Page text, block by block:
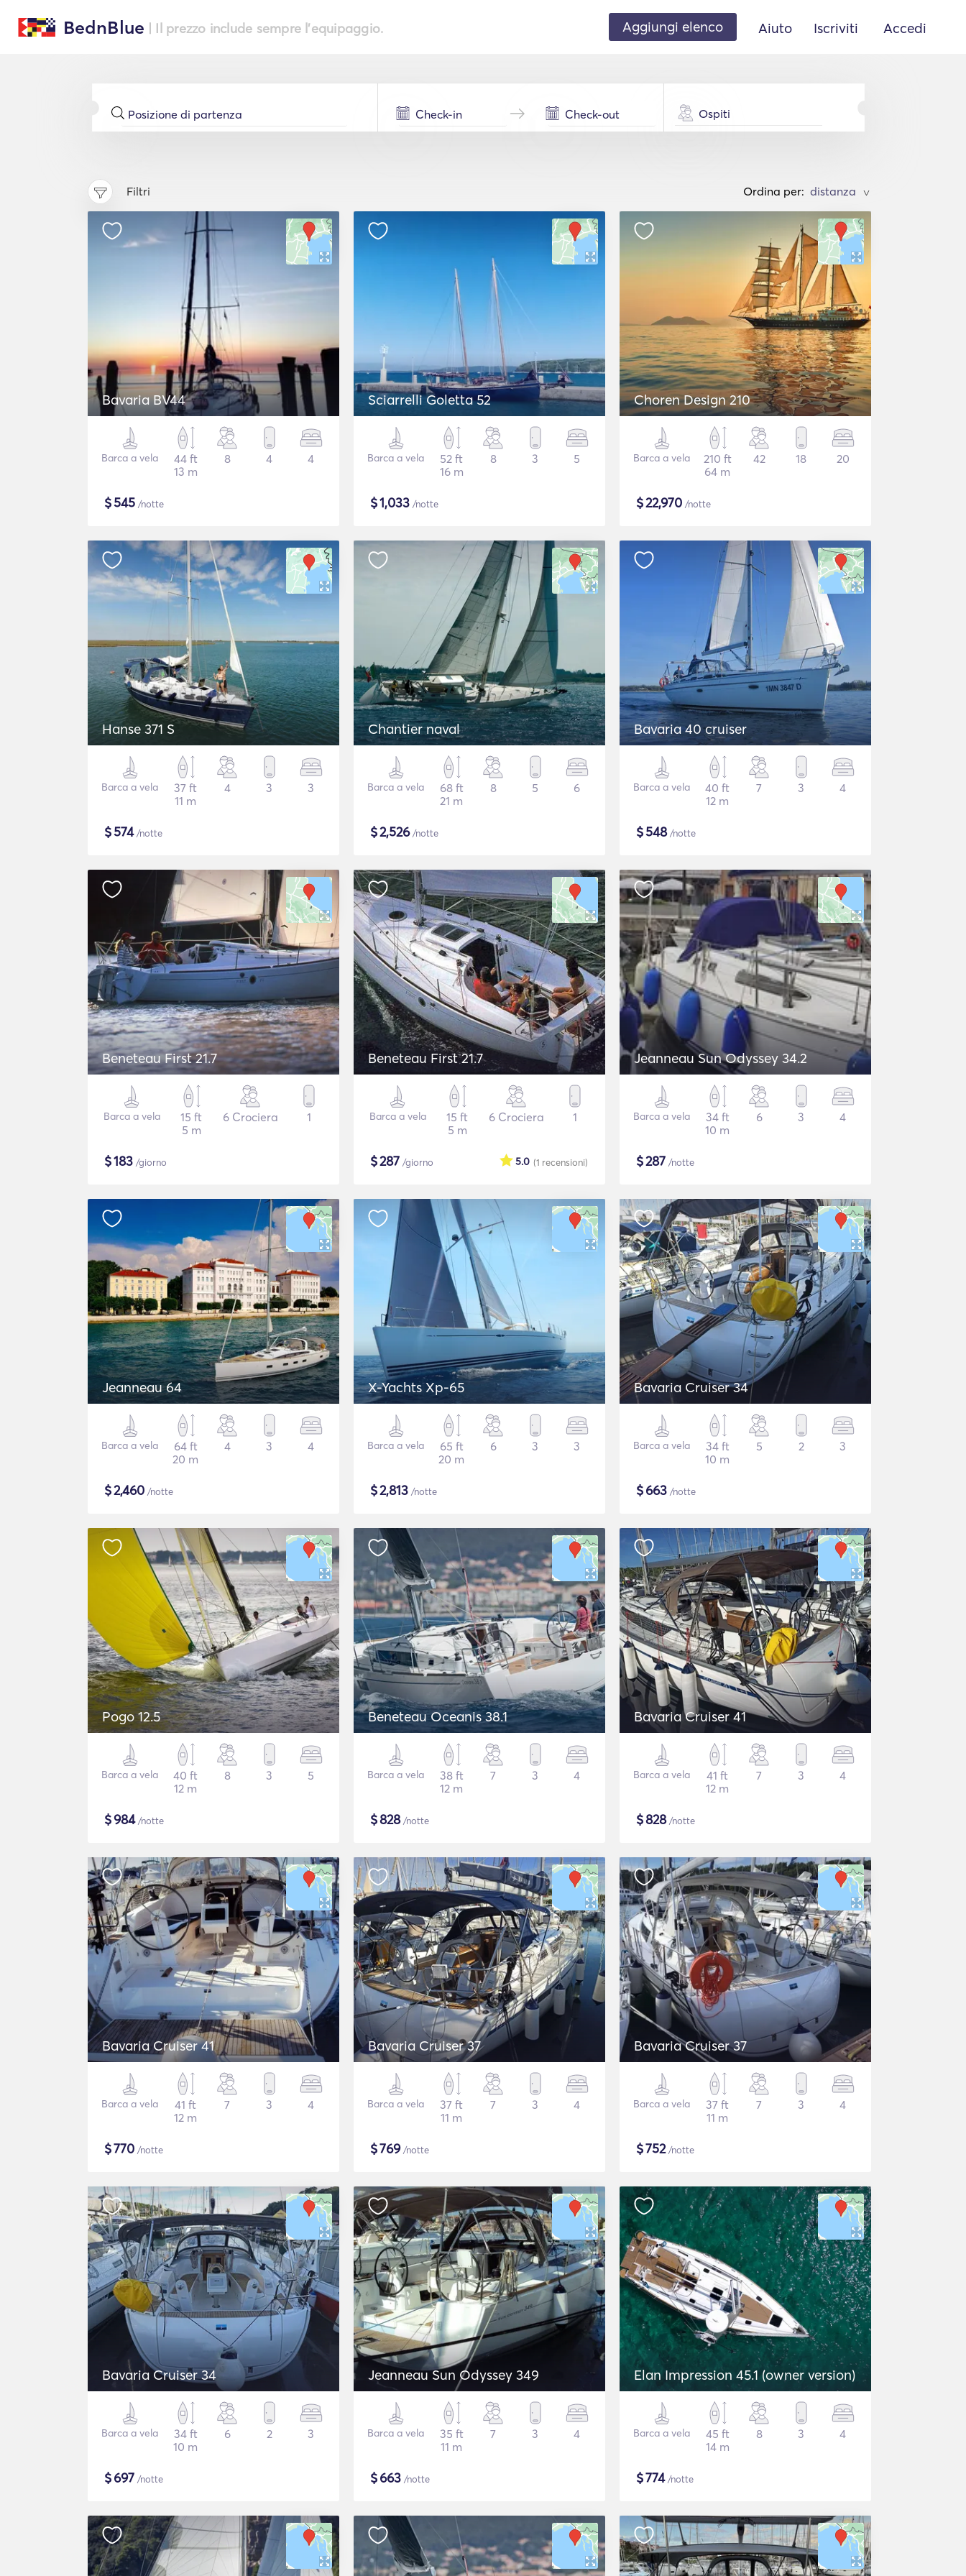
BednBlue | Il prezzo include sempre l'equipaggio. Aggiungi elenco Aiuto Iscriviti Accedi
Ospiti
Filtri Ordina per: >
Bavaria BV44
Barca a vela
44 ft
13 m
8 4 4
$545 /notte
Sciarrelli Goletta 52
Barca a vela
52 ft
16 m
8 3 5
$1,033 /notte
Choren Design 210
Barca a vela
210 ft
64 m
42 18 20
$22,970 /notte
Hanse 371 S
Barca a vela
37 ft
11 m
4 3 3
$574/notte
Chantier naval
Barca a vela
68 ft
21 m
8 5 6
$2,526/notte
Bavaria 40 cruiser
Barca a vela
40 ft
12 m
7 3 4
$548/notte
Beneteau First 21.7
Barca a vela
15 ft
5 m
6 Crociera 1
$183 /giorno
Beneteau First 21.7
Barca a vela
15 ft
5 m
6 Crociera 1
$287 /giorno (1 recensioni)
5.0
Jeanneau Sun Odyssey 34.2
Barca a vela
34 ft
10 m
6 3 4
$287 /notte
Jeanneau 64
Barca a vela
64 ft
20 m
4 3 4
$2,460 /notte
X-Yachts Xp-65
Barca a vela
65 ft
20 m
6 3 3
$2,813 /notte
Bavaria Cruiser 34
Barca a vela
34 ft
10 m
5 2 3
$663 /notte
Pogo 12.5
Barca a vela
40 ft
12 m
8 3 5
$984/notte
Beneteau Oceanis 38.1
Barca a vela
38 ft
12 m
7 3 4
$828/notte
Bavaria Cruiser 41
Barca a vela
41 ft
12 m
7 3 4
$828/notte
Bavaria Cruiser 41
Barca a vela
41 ft
12 m
7 3 4
$770 /notte
Bavaria Cruiser 37
Barca a vela
37 ft
11 m
7 3 4
$769/notte
Bavaria Cruiser 37
Barca a vela
37 ft
11 m
7 3 4
$752/notte
Bavaria Cruiser 34
Barca a vela
34 ft
10 m
6 2 3
$697 /notte
Jeanneau Sun Odyssey 349
Barca a vela
35 ft
11 m
7 3 4
$663 /notte
Elan Impression 45.1 (owner version)
Barca a vela
45 ft
14 m
8 3 4
$774/notte